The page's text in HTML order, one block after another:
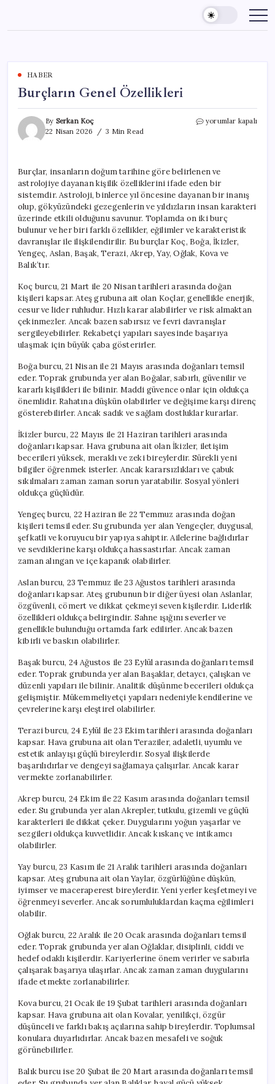
content
HABER
Burçların Genel Özellikleri
By Serkan Koç
22 Nisan 2026
3 Min Read
Burçların
yorumlar kapalı
Burçlar, insanların doğum tarihine göre belirlenen ve
astrolojiye dayanan kişilik özelliklerini ifade eden bir
sistemdir. Astroloji, binlerce yıl öncesine dayanan bir inanış
olup, gökyüzündeki gezegenlerin ve yıldızların insan karakteri
üzerinde etkili olduğunu savunur. Toplamda on iki burç
bulunur ve her biri farklı özellikler, eğilimler ve karakteristik
davranışlar ile ilişkilendirilir. Bu burçlar Koç, Boğa, İkizler,
Yengeç, Aslan, Başak, Terazi, Akrep, Yay, Oğlak, Kova ve
Balık’tır.
Koç burcu, 21 Mart ile 20 Nisan tarihleri arasında doğan
kişileri kapsar. Ateş grubuna ait olan Koçlar, genellikle enerjik,
cesur ve lider ruhludur. Hızlı karar alabilirler ve risk almaktan
çekinmezler. Ancak bazen sabırsız ve fevri davranışlar
sergileyebilirler. Rekabetçi yapıları sayesinde başarıya
ulaşmak için büyük çaba gösterirler.
Boğa burcu, 21 Nisan ile 21 Mayıs arasında doğanları temsil
eder. Toprak grubunda yer alan Boğalar, sabırlı, güvenilir ve
kararlı kişilikleri ile bilinir. Maddi güvence onlar için oldukça
önemlidir. Rahatına düşkün olabilirler ve değişime karşı direnç
gösterebilirler. Ancak sadık ve sağlam dostluklar kurarlar.
İkizler burcu, 22 Mayıs ile 21 Haziran tarihleri arasında
doğanları kapsar. Hava grubuna ait olan İkizler, iletişim
becerileri yüksek, meraklı ve zeki bireylerdir. Sürekli yeni
bilgiler öğrenmek isterler. Ancak kararsızlıkları ve çabuk
sıkılmaları zaman zaman sorun yaratabilir. Sosyal yönleri
oldukça güçlüdür.
Yengeç burcu, 22 Haziran ile 22 Temmuz arasında doğan
kişileri temsil eder. Su grubunda yer alan Yengeçler, duygusal,
şefkatli ve koruyucu bir yapıya sahiptir. Ailelerine bağlıdırlar
ve sevdiklerine karşı oldukça hassastırlar. Ancak zaman
zaman alıngan ve içe kapanık olabilirler.
Aslan burcu, 23 Temmuz ile 23 Ağustos tarihleri arasında
doğanları kapsar. Ateş grubunun bir diğer üyesi olan Aslanlar,
özgüvenli, cömert ve dikkat çekmeyi seven kişilerdir. Liderlik
özellikleri oldukça belirgindir. Sahne ışığını severler ve
genellikle bulunduğu ortamda fark edilirler. Ancak bazen
kibirli ve baskın olabilirler.
Başak burcu, 24 Ağustos ile 23 Eylül arasında doğanları temsil
eder. Toprak grubunda yer alan Başaklar, detaycı, çalışkan ve
düzenli yapıları ile bilinir. Analitik düşünme becerileri oldukça
gelişmiştir. Mükemmeliyetçi yapıları nedeniyle kendilerine ve
çevrelerine karşı eleştirel olabilirler.
Terazi burcu, 24 Eylül ile 23 Ekim tarihleri arasında doğanları
kapsar. Hava grubuna ait olan Teraziler, adaletli, uyumlu ve
estetik anlayışı güçlü bireylerdir. Sosyal ilişkilerde
başarılıdırlar ve dengeyi sağlamaya çalışırlar. Ancak karar
vermekte zorlanabilirler.
Akrep burcu, 24 Ekim ile 22 Kasım arasında doğanları temsil
eder. Su grubunda yer alan Akrepler, tutkulu, gizemli ve güçlü
karakterleri ile dikkat çeker. Duygularını yoğun yaşarlar ve
sezgileri oldukça kuvvetlidir. Ancak kıskanç ve intikamcı
olabilirler.
Yay burcu, 23 Kasım ile 21 Aralık tarihleri arasında doğanları
kapsar. Ateş grubuna ait olan Yaylar, özgürlüğüne düşkün,
iyimser ve maceraperest bireylerdir. Yeni yerler keşfetmeyi ve
öğrenmeyi severler. Ancak sorumluluklardan kaçma eğilimleri
olabilir.
Oğlak burcu, 22 Aralık ile 20 Ocak arasında doğanları temsil
eder. Toprak grubunda yer alan Oğlaklar, disiplinli, ciddi ve
hedef odaklı kişilerdir. Kariyerlerine önem verirler ve sabırla
çalışarak başarıya ulaşırlar. Ancak zaman zaman duygularını
ifade etmekte zorlanabilirler.
Kova burcu, 21 Ocak ile 19 Şubat tarihleri arasında doğanları
kapsar. Hava grubuna ait olan Kovalar, yenilikçi, özgür
düşünceli ve farklı bakış açılarına sahip bireylerdir. Toplumsal
konulara duyarlıdırlar. Ancak bazen mesafeli ve soğuk
görünebilirler.
Balık burcu ise 20 Şubat ile 20 Mart arasında doğanları temsil